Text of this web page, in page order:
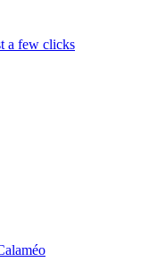
a few clicks